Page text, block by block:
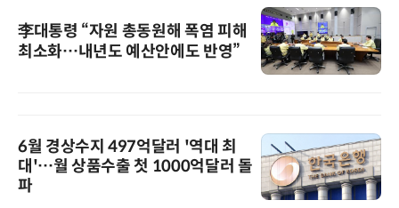
李대통령 “자원 총동원해 폭염 피해
최소화…내년도 예산안에도 반영”
6월 경상수지 497억달러 '역대 최
대'…월 상품수출 첫 1000억달러 돌
파